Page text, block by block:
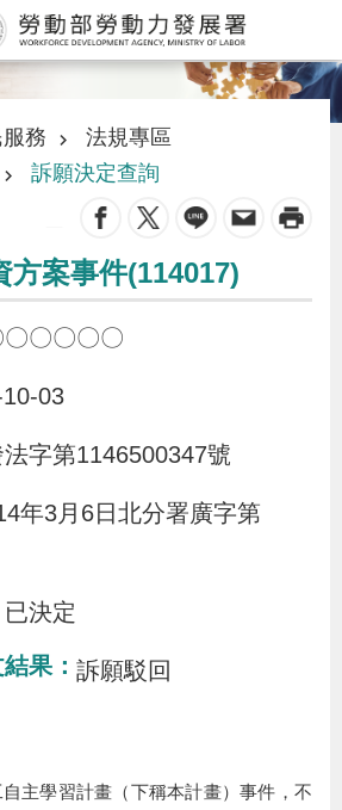
務
法規專區
訴願決定查詢
方案事件(114017)
〇〇〇〇
03
字第1146500347號
年3月6日北分署廣字第
已決定
果 訴願駁回
主學習計畫（下稱本計畫）事件，不